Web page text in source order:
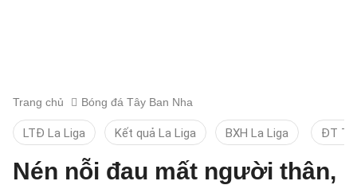
Trang chủ Bóng đá Tây Ban Nha
LTĐ La Liga Kết quả La Liga BXH La Liga ĐT
Nén nỗi đau mất người thân,